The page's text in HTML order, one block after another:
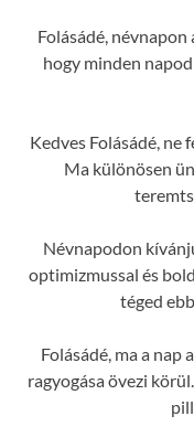
Folásádé,
hogy minden
Kedves Folásádé, ne
Ma különösen
Névnapodon
optimizmussal és
téged
Folásádé, ma a nap
ragyogása övezi